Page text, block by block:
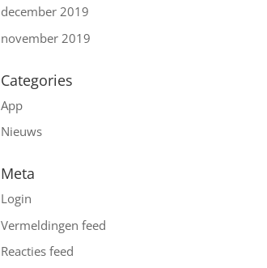
december 2019
november 2019
Categories
App
Nieuws
Meta
Login
Vermeldingen feed
Reacties feed